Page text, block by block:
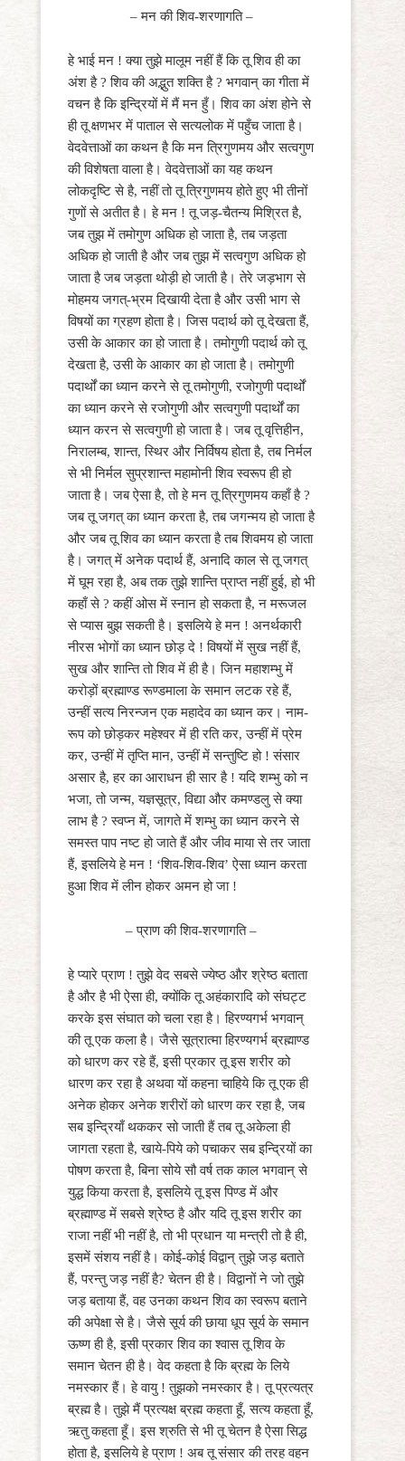
– मन की शिव-शरणागति –
हे भाई मन ! क्या तुझे मालूम नहीं हैं कि तू शिव ही का
अंश है ? शिव की अद्भुत शक्ति है ? भगवान् का गीता में
वचन है कि इन्द्रियों में मैं मन हुँ। शिव का अंश होने से
ही तू क्षणभर में पाताल से सत्यलोक में पहुँच जाता है।
वेदवेत्ताओं का कथन है कि मन त्रिगुणमय और सत्वगुण
की विशेषता वाला है। वेदवेत्ताओं का यह कथन
लोकदृष्टि से है, नहीं तो तू त्रिगुणमय होते हुए भी तीनों
गुणों से अतीत है। हे मन ! तू जड़-चैतन्य मिश्रित है,
जब तुझ में तमोगुण अधिक हो जाता है, तब जड़ता
अधिक हो जाती है और जब तुझ में सत्वगुण अधिक हो
जाता है जब जड़ता थोड़ी हो जाती है। तेरे जड़भाग से
मोहमय जगत्-भ्रम दिखायी देता है और उसी भाग से
विषयों का ग्रहण होता है। जिस पदार्थ को तू देखता हैं,
उसी के आकार का हो जाता है। तमोगुणी पदार्थ को तू
देखता है, उसी के आकार का हो जाता है। तमोगुणी
पदार्थों का ध्यान करने से तू तमोगुणी, रजोगुणी पदार्थों
का ध्यान करने से रजोगुणी और सत्वगुणी पदार्थों का
ध्यान करन से सत्वगुणी हो जाता है। जब तू वृत्तिहीन,
निरालम्ब, शान्त, स्थिर और निर्विषय होता है, तब निर्मल
से भी निर्मल सुप्रशान्त महामोनी शिव स्वरूप ही हो
जाता है। जब ऐसा है, तो हे मन तू त्रिगुणमय कहाँ है ?
जब तू जगत् का ध्यान करता है, तब जगन्मय हो जाता है
और जब तू शिव का ध्यान करता है तब शिवमय हो जाता
है। जगत् में अनेक पदार्थ हैं, अनादि काल से तू जगत्
में घूम रहा है, अब तक तुझे शान्ति प्राप्त नहीं हुई, हो भी
कहाँ से ? कहीं ओस में स्नान हो सकता है, न मरूजल
से प्यास बुझ सकती है। इसलिये हे मन ! अनर्थकारी
नीरस भोगों का ध्यान छोड़ दे ! विषयों में सुख नहीं हैं,
सुख और शान्ति तो शिव में ही है। जिन महाशम्भु में
करोड़ों ब्रह्माण्ड रूण्डमाला के समान लटक रहे हैं,
उन्हीं सत्य निरन्जन एक महादेव का ध्यान कर। नाम-
रूप को छोड़कर महेश्वर में ही रति कर, उन्हीं में प्रेम
कर, उन्हीं में तृप्ति मान, उन्हीं में सन्तुष्टि हो ! संसार
असार है, हर का आराधन ही सार है ! यदि शम्भु को न
भजा, तो जन्म, यज्ञसूत्र, विद्या और कमण्डलु से क्या
लाभ है ? स्वप्न में, जागते में शम्भु का ध्यान करने से
समस्त पाप नष्ट हो जाते हैं और जीव माया से तर जाता
हैं, इसलिये हे मन ! ‘शिव-शिव-शिव’ ऐसा ध्यान करता
हुआ शिव में लीन होकर अमन हो जा !
– प्राण की शिव-शरणागति –
हे प्यारे प्राण ! तुझे वेद सबसे ज्येष्ठ और श्रेष्ठ बताता
है और है भी ऐसा ही, क्योंकि तू अहंकारादि को संघट्ट
करके इस संघात को चला रहा है। हिरण्यगर्भ भगवान्
की तू एक कला है। जैसे सूत्रात्मा हिरण्यगर्भ ब्रह्माण्ड
को धारण कर रहे हैं, इसी प्रकार तू इस शरीर को
धारण कर रहा है अथवा यों कहना चाहिये कि तू एक ही
अनेक होकर अनेक शरीरों को धारण कर रहा है, जब
सब इन्द्रियाँ थककर सो जाती हैं तब तू अकेला ही
जागता रहता है, खाये-पिये को पचाकर सब इन्द्रियों का
पोषण करता है, बिना सोये सौ वर्ष तक काल भगवान् से
युद्ध किया करता है, इसलिये तू इस पिण्ड में और
ब्रह्माण्ड में सबसे श्रेष्ठ है और यदि तू इस शरीर का
राजा नहीं भी नहीं है, तो भी प्रधान या मन्त्री तो है ही,
इसमें संशय नहीं है। कोई-कोई विद्वान् तुझे जड़ बताते
हैं, परन्तु जड़ नहीं है? चेतन ही है। विद्वानों ने जो तुझे
जड़ बताया हैं, वह उनका कथन शिव का स्वरूप बताने
की अपेक्षा से है। जैसे सूर्य की छाया धूप सूर्य के समान
ऊष्ण ही है, इसी प्रकार शिव का श्वास तू शिव के
समान चेतन ही है। वेद कहता है कि ब्रह्म के लिये
नमस्कार हैं। हे वायु ! तुझको नमस्कार है। तू प्रत्यत्र
ब्रह्म है। तुझे मैं प्रत्यक्ष ब्रह्म कहता हूँ, सत्य कहता हूँ,
ऋतु कहता हूँ। इस श्रुति से भी तू चेतन है ऐसा सिद्ध
होता है, इसलिये हे प्राण ! अब तू संसार की तरह वहन